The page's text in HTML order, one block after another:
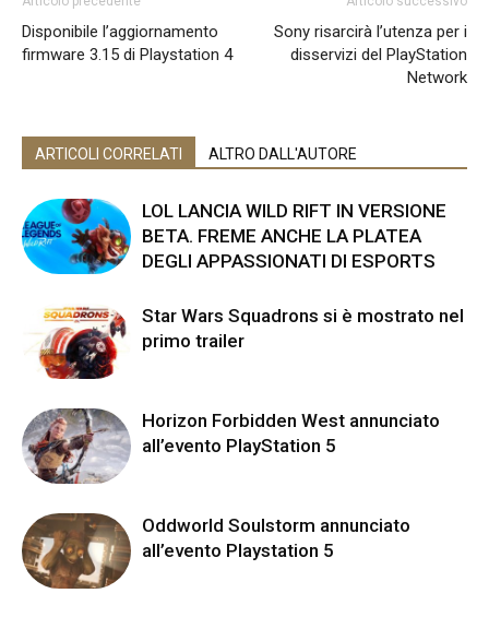
Disponibile l’aggiornamento
firmware 3.15 di Playstation 4
Sony risarcirà l’utenza per i
disservizi del PlayStation
Network
ARTICOLI CORRELATI ALTRO DALL'AUTORE
LOL LANCIA WILD RIFT IN VERSIONE
BETA. FREME ANCHE LA PLATEA
DEGLI APPASSIONATI DI ESPORTS
Star Wars Squadrons si è mostrato nel
primo trailer
Horizon Forbidden West annunciato
all’evento PlayStation 5
Oddworld Soulstorm annunciato
all’evento Playstation 5